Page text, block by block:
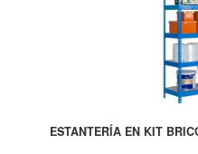
ESTANTERÍA EN KIT